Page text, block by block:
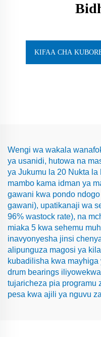
KIFAA CHA
Wengi wa wakala
ya usanidi, hutowa na
ya Jukumu la 20 Nukta
mambo kama idman ya
gawani kwa pondo
gawani), upatikanaji wa
96% wastock rate), na
miaka 5 kwa sehemu
inavyonyesha jinsi
alipunguza magosi ya
kubadilisha kwa
drum bearings
tujaricheza pia programu
pesa kwa ajili ya nguvu